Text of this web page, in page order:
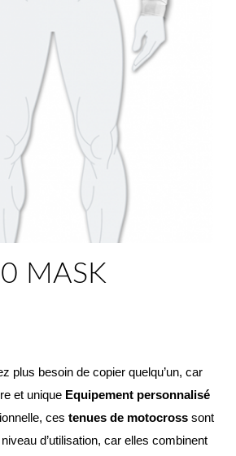
MASK
plus besoin de copier quelqu’un, car
et unique Equipement personnalisé
ces tenues de motocross sont
d’utilisation, car elles combinent